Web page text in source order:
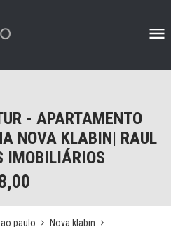
- APARTAMENTO
NOVA KLABIN| RAUL
IMOBILIÁRIOS
paulo
Nova klabin